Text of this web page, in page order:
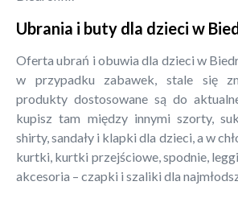
Ubrania i buty dla dzieci w
Oferta ubrań i obuwia dla dzieci w
w przypadku zabawek, stale się
produkty dostosowane są do
kupisz tam między innymi szorty,
shirty, sandały i klapki dla dzieci, a w
kurtki, kurtki przejściowe, spodnie,
akcesoria – czapki i szaliki dla